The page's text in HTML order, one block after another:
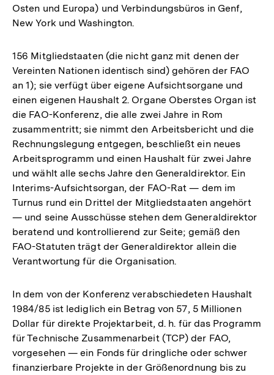
Osten und Europa) und Verbindungsbüros in Genf,
New York und Washington.
156 Mitgliedstaaten (die nicht ganz mit denen der
Vereinten Nationen identisch sind) gehören der FAO
an 1); sie verfügt über eigene Aufsichtsorgane und
einen eigenen Haushalt 2. Organe Oberstes Organ ist
die FAO-Konferenz, die alle zwei Jahre in Rom
zusammentritt; sie nimmt den Arbeitsbericht und die
Rechnungslegung entgegen, beschließt ein neues
Arbeitsprogramm und einen Haushalt für zwei Jahre
und wählt alle sechs Jahre den Generaldirektor. Ein
Interims-Aufsichtsorgan, der FAO-Rat — dem im
Turnus rund ein Drittel der Mitgliedstaaten angehört
— und seine Ausschüsse stehen dem Generaldirektor
beratend und kontrollierend zur Seite; gemäß den
FAO-Statuten trägt der Generaldirektor allein die
Verantwortung für die Organisation.
In dem von der Konferenz verabschiedeten Haushalt
1984/85 ist lediglich ein Betrag von 57, 5 Millionen
Dollar für direkte Projektarbeit, d. h. für das Programm
für Technische Zusammenarbeit (TCP) der FAO,
vorgesehen — ein Fonds für dringliche oder schwer
finanzierbare Projekte in der Größenordnung bis zu